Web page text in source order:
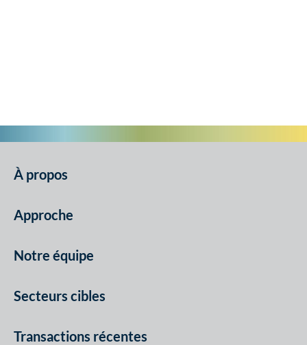
À propos
Approche
Notre équipe
Secteurs cibles
Transactions récentes